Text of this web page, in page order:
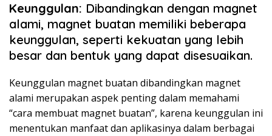
Keunggulan: Dibandingkan dengan magnet
alami, magnet buatan memiliki beberapa
keunggulan, seperti kekuatan yang lebih
besar dan bentuk yang dapat disesuaikan.
Keunggulan magnet buatan dibandingkan magnet
alami merupakan aspek penting dalam memahami
“cara membuat magnet buatan”, karena keunggulan ini
menentukan manfaat dan aplikasinya dalam berbagai